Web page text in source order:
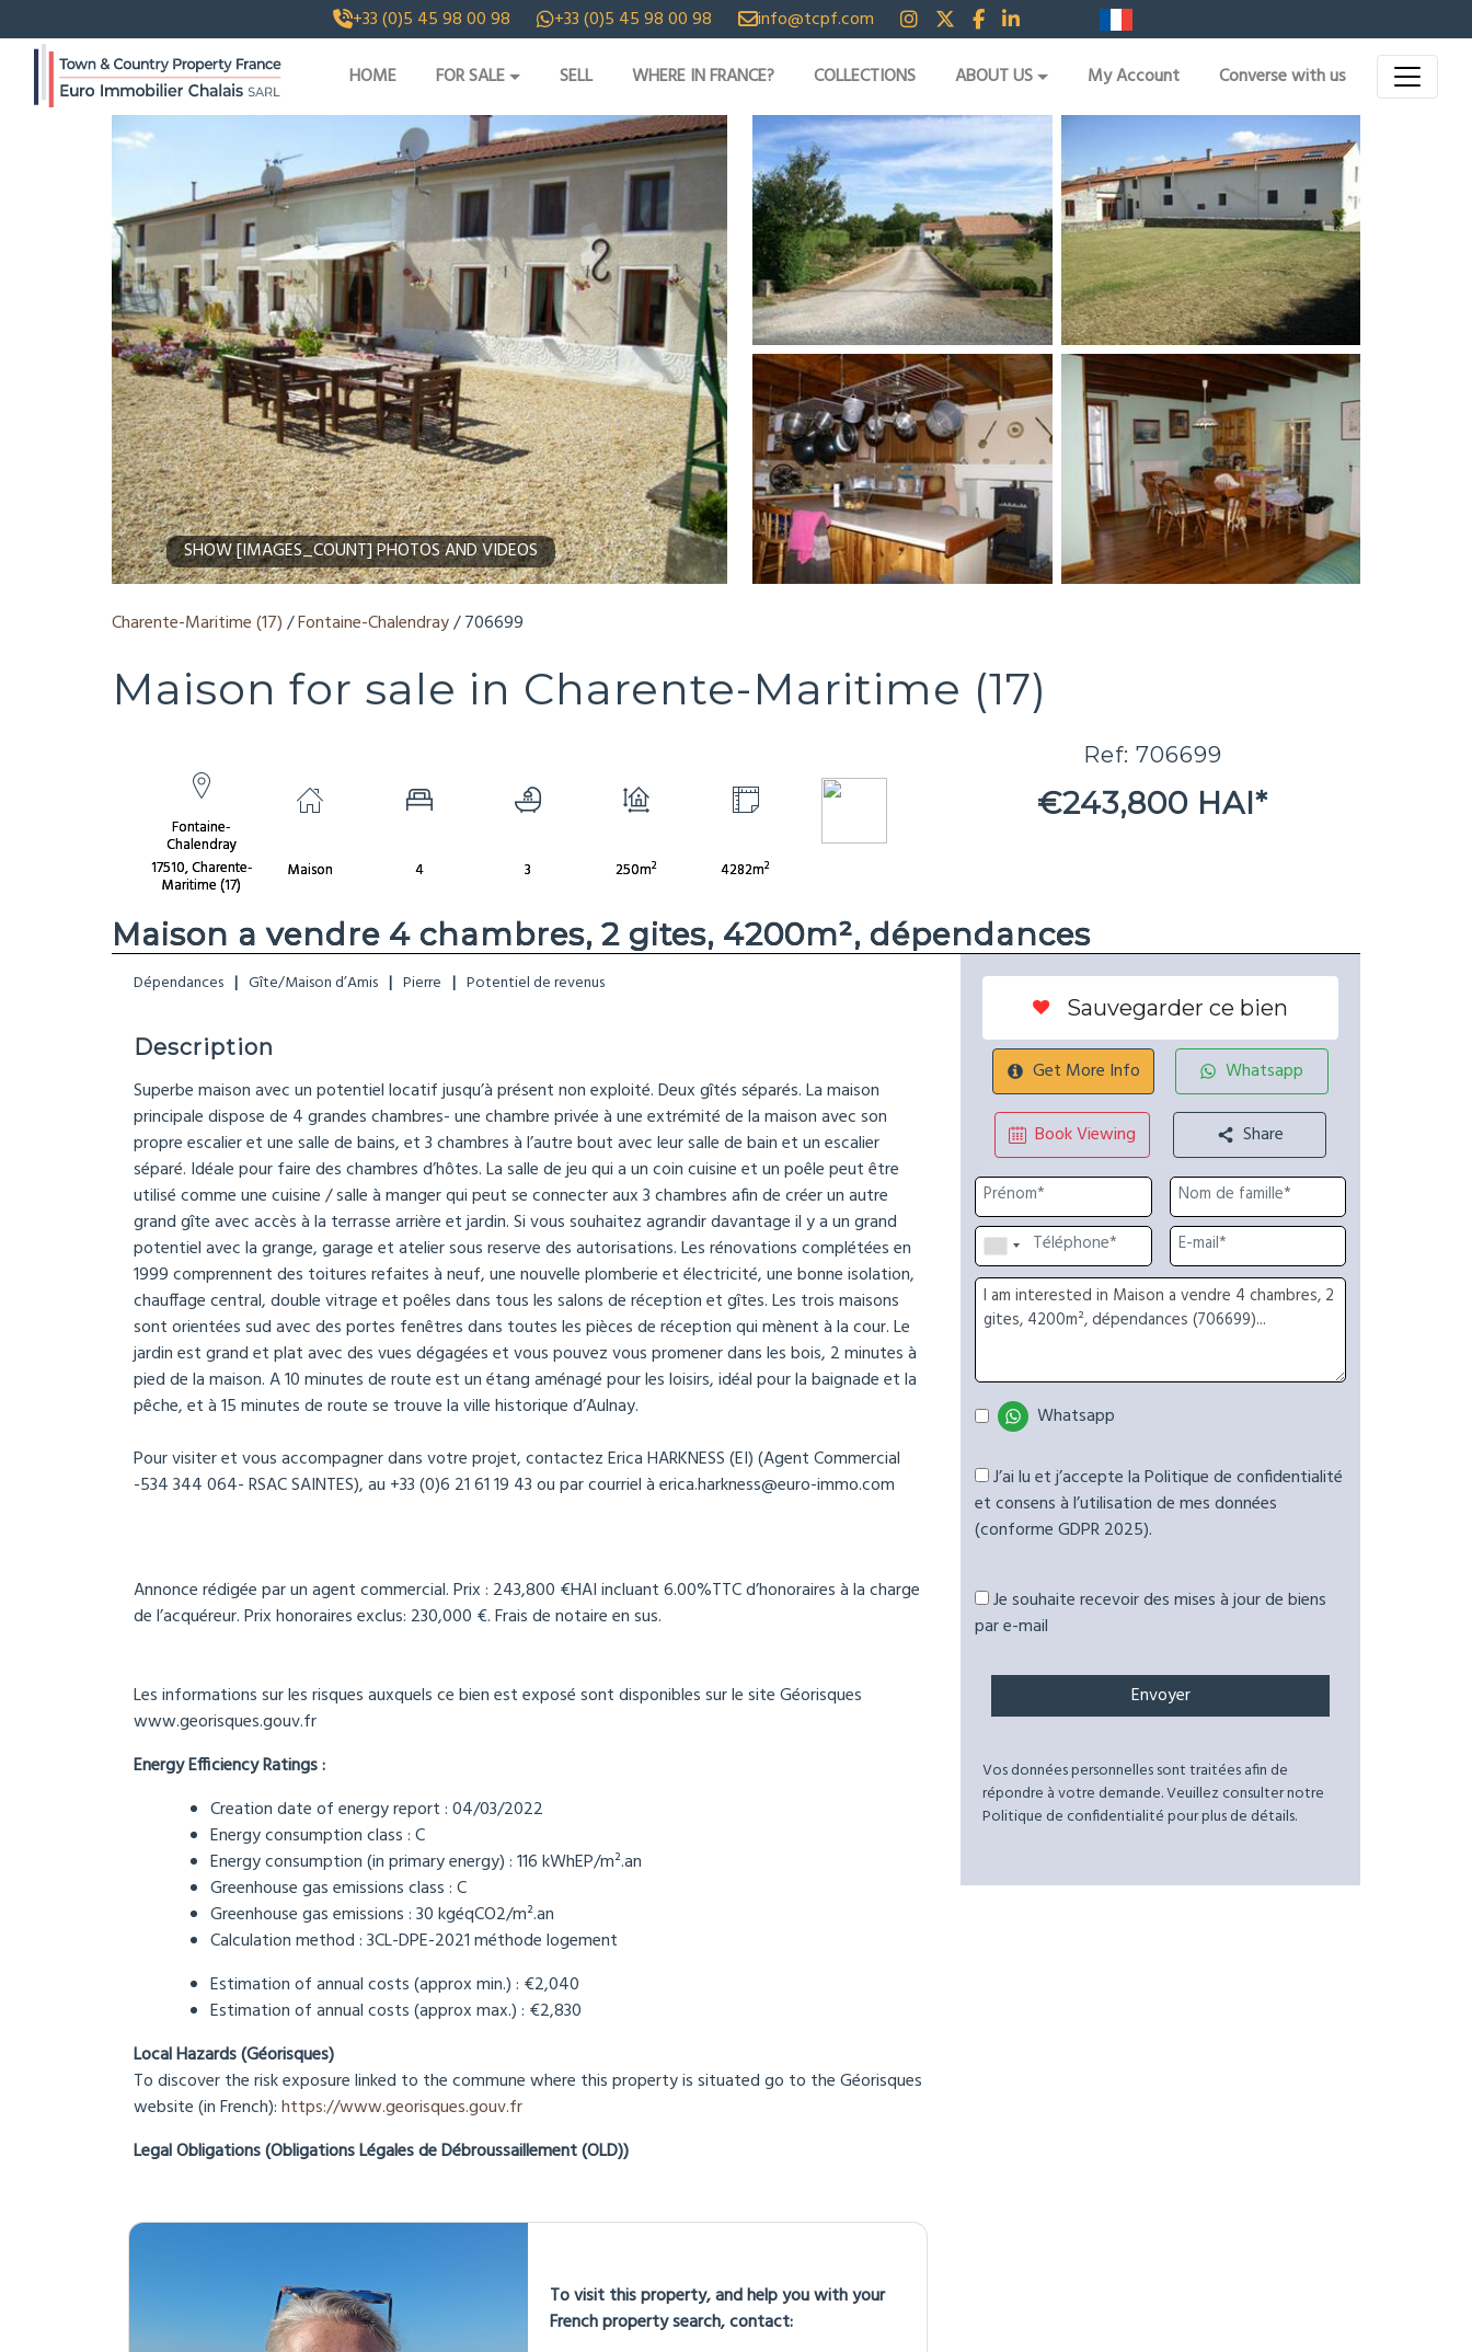
+33 (0)5 45 98 00 98 +33 (0)5 45 98 00 98 info@tcpf.com
HOME FOR SALE SELL WHERE IN FRANCE? COLLECTIONS ABOUT US My Account Converse with us
SHOW [IMAGES_COUNT] PHOTOS AND VIDEOS
Charente-Maritime (17)/Fontaine-Chalendray/ 706699
Maison for sale in Charente-Maritime (17)
Fontaine-
Chalendray
17510, Charente-
Maritime (17)
Maison 4 3 250m2 4282m2
Ref: 706699
€243,800 HAI*
Maison a vendre 4 chambres, 2 gites, 4200m², dépendances
Dépendances Gîte/Maison d’Amis Pierre Potentiel de revenus
Description
Superbe maison avec un potentiel locatif jusqu’à présent non exploité. Deux gîtés séparés. La maison
principale dispose de 4 grandes chambres- une chambre privée à une extrémité de la maison avec son
propre escalier et une salle de bains, et 3 chambres à l’autre bout avec leur salle de bain et un escalier
séparé. Idéale pour faire des chambres d’hôtes. La salle de jeu qui a un coin cuisine et un poêle peut être
utilisé comme une cuisine / salle à manger qui peut se connecter aux 3 chambres afin de créer un autre
grand gîte avec accès à la terrasse arrière et jardin. Si vous souhaitez agrandir davantage il y a un grand
potentiel avec la grange, garage et atelier sous reserve des autorisations. Les rénovations complétées en
1999 comprennent des toitures refaites à neuf, une nouvelle plomberie et électricité, une bonne isolation,
chauffage central, double vitrage et poêles dans tous les salons de réception et gîtes. Les trois maisons
sont orientées sud avec des portes fenêtres dans toutes les pièces de réception qui mènent à la cour. Le
jardin est grand et plat avec des vues dégagées et vous pouvez vous promener dans les bois, 2 minutes à
pied de la maison. A 10 minutes de route est un étang aménagé pour les loisirs, idéal pour la baignade et la
pêche, et à 15 minutes de route se trouve la ville historique d’Aulnay.
Pour visiter et vous accompagner dans votre projet, contactez Erica HARKNESS (EI) (Agent Commercial
-534 344 064- RSAC SAINTES), au +33 (0)6 21 61 19 43 ou par courriel à erica.harkness@euro-immo.com
Annonce rédigée par un agent commercial. Prix : 243,800 €HAI incluant 6.00%TTC d’honoraires à la charge
de l’acquéreur. Prix honoraires exclus: 230,000 €. Frais de notaire en sus.
Les informations sur les risques auxquels ce bien est exposé sont disponibles sur le site Géorisques
www.georisques.gouv.fr
Energy Efficiency Ratings :
Creation date of energy report : 04/03/2022
Energy consumption class : C
Energy consumption (in primary energy) : 116 kWhEP/m².an
Greenhouse gas emissions class : C
Greenhouse gas emissions : 30 kgéqCO2/m².an
Calculation method :3CL-DPE-2021 méthode logement
Estimation of annual costs (approx min.) : €2,040
Estimation of annual costs (approx max.) : €2,830
Local Hazards (Géorisques)
To discover the risk exposure linked to the commune where this property is situated go to the Géorisques
website (in French):https://www.georisques.gouv.fr
Legal Obligations (Obligations Légales de Débroussaillement (OLD))
To visit this property, and help you with your
French property search, contact:
Sauvegarder ce bien
Get More Info Whatsapp
Book Viewing Share
Whatsapp
J’ai lu et j’accepte la Politique de confidentialité
et consens à l’utilisation de mes données
(conforme GDPR 2025).
Je souhaite recevoir des mises à jour de biens
par e-mail
Vos données personnelles sont traitées afin de
répondre à votre demande. Veuillez consulter notre
Politique de confidentialité pour plus de détails.